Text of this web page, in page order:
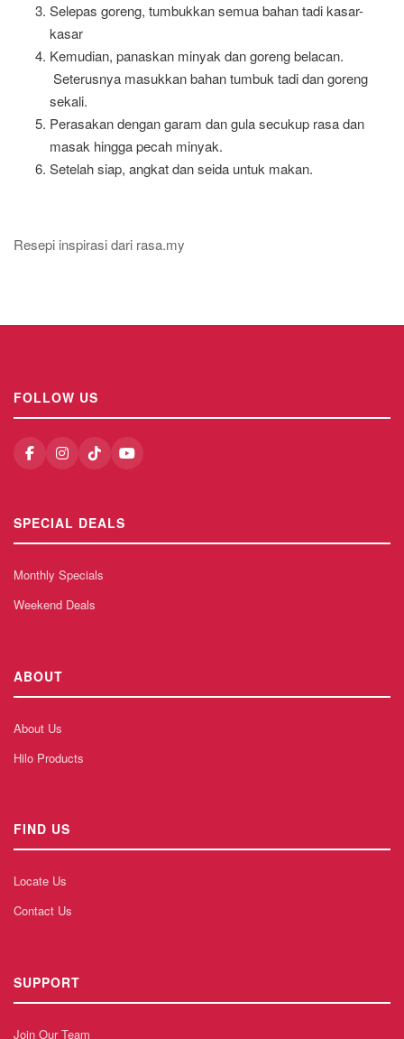
Selepas goreng, tumbukkan semua bahan tadi kasar-
kasar
Kemudian, panaskan minyak dan goreng belacan.
Seterusnya masukkan bahan tumbuk tadi dan goreng
sekali.
Perasakan dengan garam dan gula secukup rasa dan
masak hingga pecah minyak.
Setelah siap, angkat dan seida untuk makan.
Resepi inspirasi dari rasa.my
FOLLOW US
SPECIAL DEALS
Monthly Specials
Weekend Deals
ABOUT
About Us
Hilo Products
FIND US
Locate Us
Contact Us
SUPPORT
Join Our Team